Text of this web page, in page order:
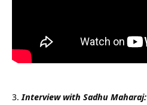
Interview with Sadhu Maharaj: